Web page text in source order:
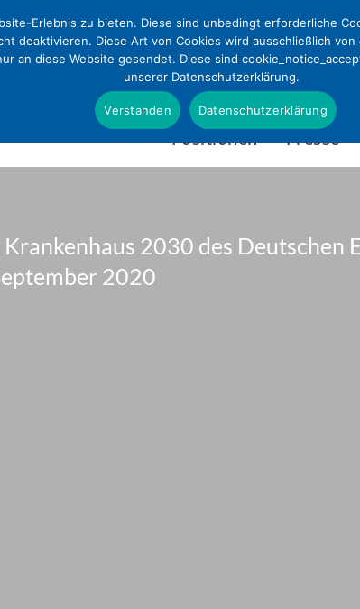
Positionen Presse
2030 des Deutschen
2020
Erlebnis zu bieten. Diese sind unbedingt erforderliche
deaktivieren. Diese Art von Cookies wird ausschließlich
an diese Website gesendet. Diese sind
unserer Datenschutzerklärung.
Verstanden Datenschutzerklärung